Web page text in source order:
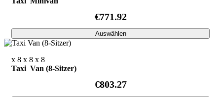
€771.92
Auswählen
x 8 x 8 x 8
Taxi Van (8-Sitzer)
€803.27